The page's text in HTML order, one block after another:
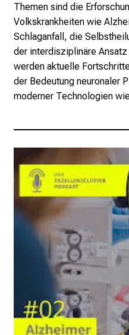
Themen sind die
Volkskrankheiten wie
Schlaganfall, die
der interdisziplinäre
werden aktuelle
der Bedeutung neuronaler
moderner Technologien